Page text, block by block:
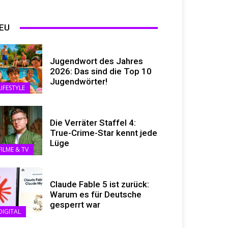
Jugendwort des Jahres
2026: Das sind die Top 10
Jugendwörter!
& TV
Die Verräter Staffel 4:
True-Crime-Star kennt jede
Lüge
Claude Fable 5 ist zurück:
Warum es für Deutsche
gesperrt war